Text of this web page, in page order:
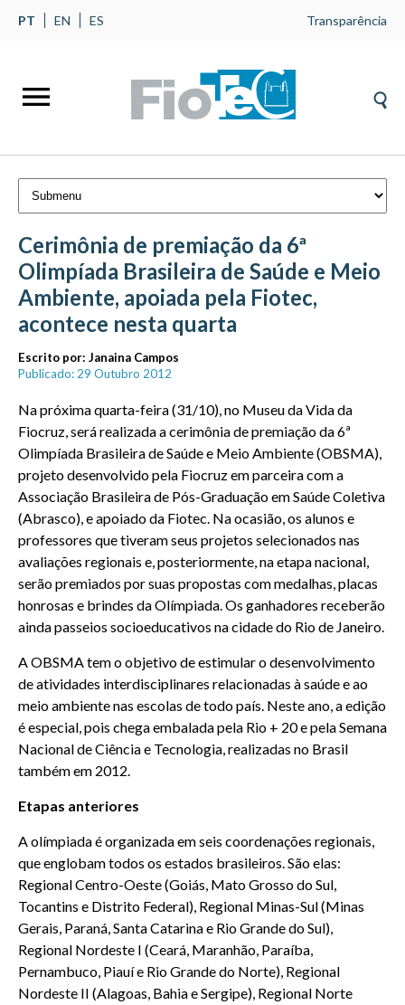
PT EN ES Transparência
Cerimônia de premiação da 6ª
Olimpíada Brasileira de Saúde e Meio
Ambiente, apoiada pela Fiotec,
acontece nesta quarta
Escrito por: Janaina Campos
Publicado: 29 Outubro 2012
Na próxima quarta-feira (31/10), no Museu da Vida da
Fiocruz, será realizada a cerimônia de premiação da 6ª
Olimpíada Brasileira de Saúde e Meio Ambiente (OBSMA),
projeto desenvolvido pela Fiocruz em parceira com a
Associação Brasileira de Pós-Graduação em Saúde Coletiva
(Abrasco), e apoiado da Fiotec. Na ocasião, os alunos e
professores que tiveram seus projetos selecionados nas
avaliações regionais e, posteriormente, na etapa nacional,
serão premiados por suas propostas com medalhas, placas
honrosas e brindes da Olímpiada. Os ganhadores receberão
ainda passeios socioeducativos na cidade do Rio de Janeiro.
A OBSMA tem o objetivo de estimular o desenvolvimento
de atividades interdisciplinares relacionadas à saúde e ao
meio ambiente nas escolas de todo país. Neste ano, a edição
é especial, pois chega embalada pela Rio + 20 e pela Semana
Nacional de Ciência e Tecnologia, realizadas no Brasil
também em 2012.
Etapas anteriores
A olímpiada é organizada em seis coordenações regionais,
que englobam todos os estados brasileiros. São elas:
Regional Centro-Oeste (Goiás, Mato Grosso do Sul,
Tocantins e Distrito Federal), Regional Minas-Sul (Minas
Gerais, Paraná, Santa Catarina e Rio Grande do Sul),
Regional Nordeste I (Ceará, Maranhão, Paraíba,
Pernambuco, Piauí e Rio Grande do Norte), Regional
Nordeste II (Alagoas, Bahia e Sergipe), Regional Norte